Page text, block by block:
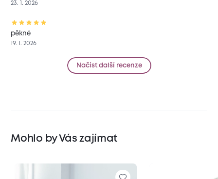
23. 1. 2026
pěkné
19. 1. 2026
Načíst další recenze
Mohlo by Vás zajímat